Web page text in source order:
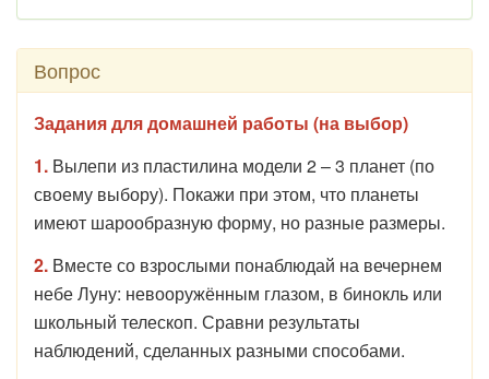
Вопрос
Задания для домашней работы (на выбор)
1. Вылепи из пластилина модели 2 – 3 планет (по
своему выбору). Покажи при этом, что планеты
имеют шарообразную форму, но разные размеры.
2. Вместе со взрослыми понаблюдай на вечернем
небе Луну: невооружённым глазом, в бинокль или
школьный телескоп. Сравни результаты
наблюдений, сделанных разными способами.